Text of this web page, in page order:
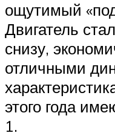
ощутимый
Двигатель
снизу,
отличными
этого года
1.